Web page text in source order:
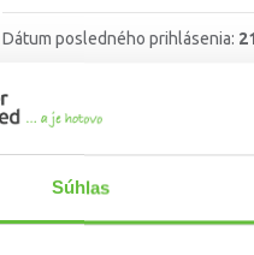
Súhlas
Dátum posledného prihlásenia:
nábytku